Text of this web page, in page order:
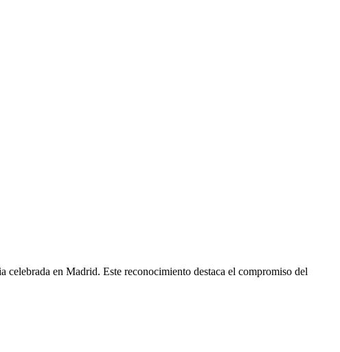
en Madrid. Este reconocimiento destaca el compromiso del